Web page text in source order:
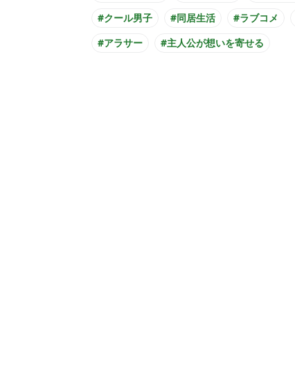
#クール男子
#同居生活 #ラブコメ
#アラサー
#主人公が想いを寄せる